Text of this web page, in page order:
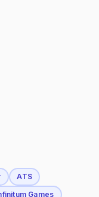
ATS
Games